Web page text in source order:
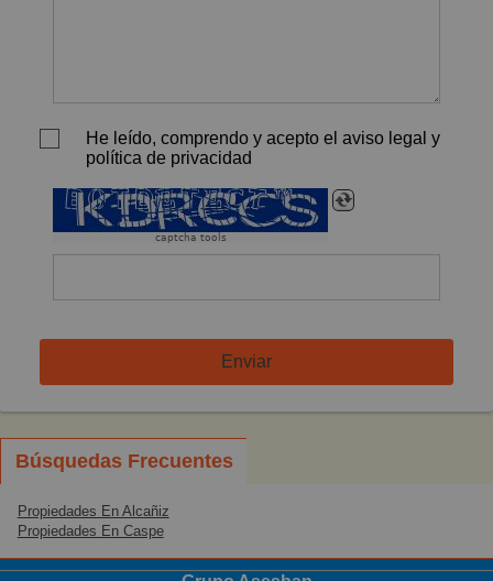
He leído, comprendo y acepto el aviso legal y
política de privacidad
captcha tools
Enviar
Búsquedas Frecuentes
Propiedades En Alcañiz
Propiedades En Caspe